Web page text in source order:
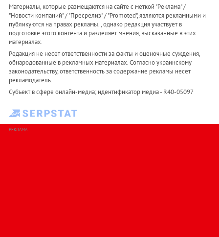
Материалы, которые размещаются на сайте с меткой "Реклама" /
"Новости компаний" / "Пресрелиз" / "Promoted", являются рекламными и
публикуются на правах рекламы. , однако редакция участвует в
подготовке этого контента и разделяет мнения, высказанные в этих
материалах.
Редакция не несет ответственности за факты и оценочные суждения,
обнародованные в рекламных материалах. Согласно украинскому
законодательству, ответственность за содержание рекламы несет
рекламодатель.
Субъект в сфере онлайн-медиа; идентификатор медиа - R40-05097
РЕКЛАМА